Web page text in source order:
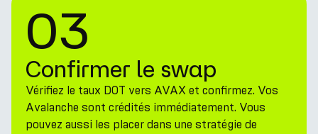
03
Confirmer le swap
Vérifiez le taux DOT vers AVAX et confirmez. Vos
Avalanche sont crédités immédiatement. Vous
pouvez aussi les placer dans une stratégie de